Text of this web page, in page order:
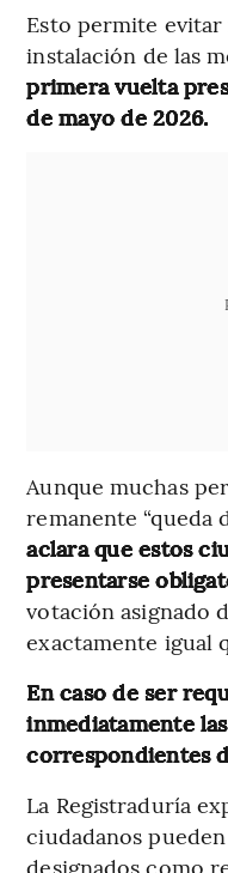
Esto permite
instalación de las
primera vuelta
de mayo de 2026.
Aunque muchas
remanente “queda
aclara que estos
presentarse
votación asignado
exactamente igual
En caso de ser
inmediatamente
correspondientes
La Registraduría
ciudadanos
designados como